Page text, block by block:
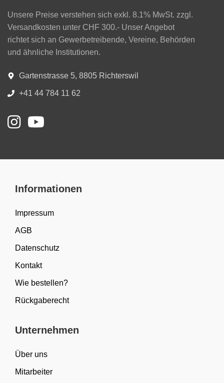
Unsere Preise verstehen sich exkl. 8.1% MwSt. zzgl.
Versandkosten unter CHF 300.- Unser Angebot
richtet sich an Gewerbetreibende, Vereine, Behörden
und ähnliche Institutionen.
Gartenstrasse 5, 8805 Richterswil
+41 44 784 11 62
Informationen
Impressum
AGB
Datenschutz
Kontakt
Wie bestellen?
Rückgaberecht
Unternehmen
Über uns
Mitarbeiter